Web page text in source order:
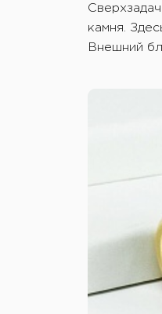
камня.
Внешний
забывать